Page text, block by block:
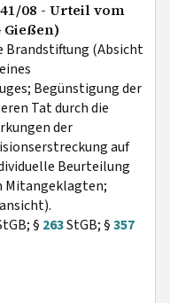
08 - Urteil vom
Gießen)
Brandstiftung (Absicht
Begünstigung der
Tat durch die
der
auf
Beurteilung
Mitangeklagten;
§ 263StGB; §357